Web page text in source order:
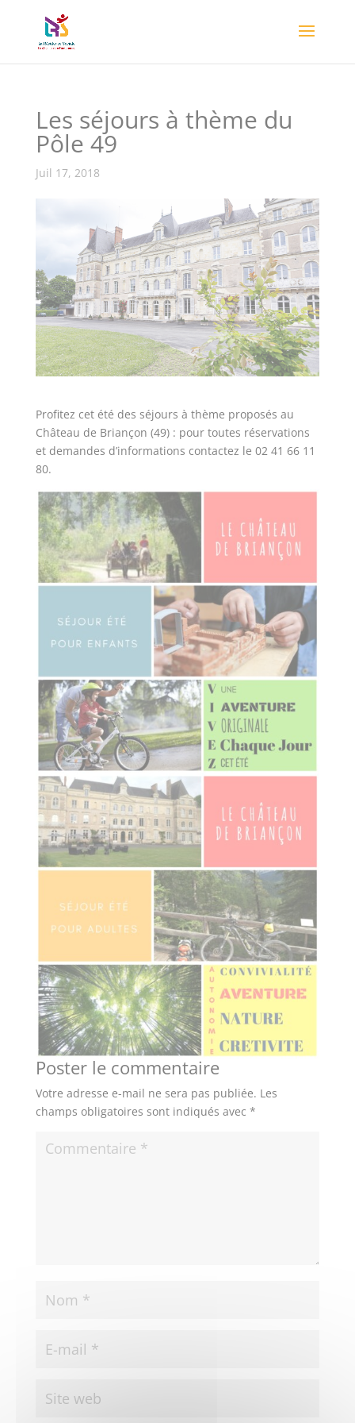
Les séjours à thème du
Pôle 49
Juil 17, 2018
Profitez cet été des séjours à thème proposés au
Château de Briançon (49) : pour toutes réservations
et demandes d’informations contactez le 02 41 66 11
80.
Poster le commentaire
Votre adresse e-mail ne sera pas publiée. Les
champs obligatoires sont indiqués avec *